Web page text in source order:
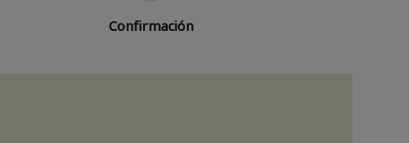
Confirmación